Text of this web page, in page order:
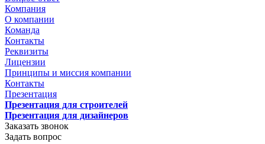
Компания
О компании
Команда
Контакты
Реквизиты
Лицензии
Принципы и миссия компании
Контакты
Презентация
Презентация для строителей
Презентация для дизайнеров
Заказать звонок
Задать вопрос